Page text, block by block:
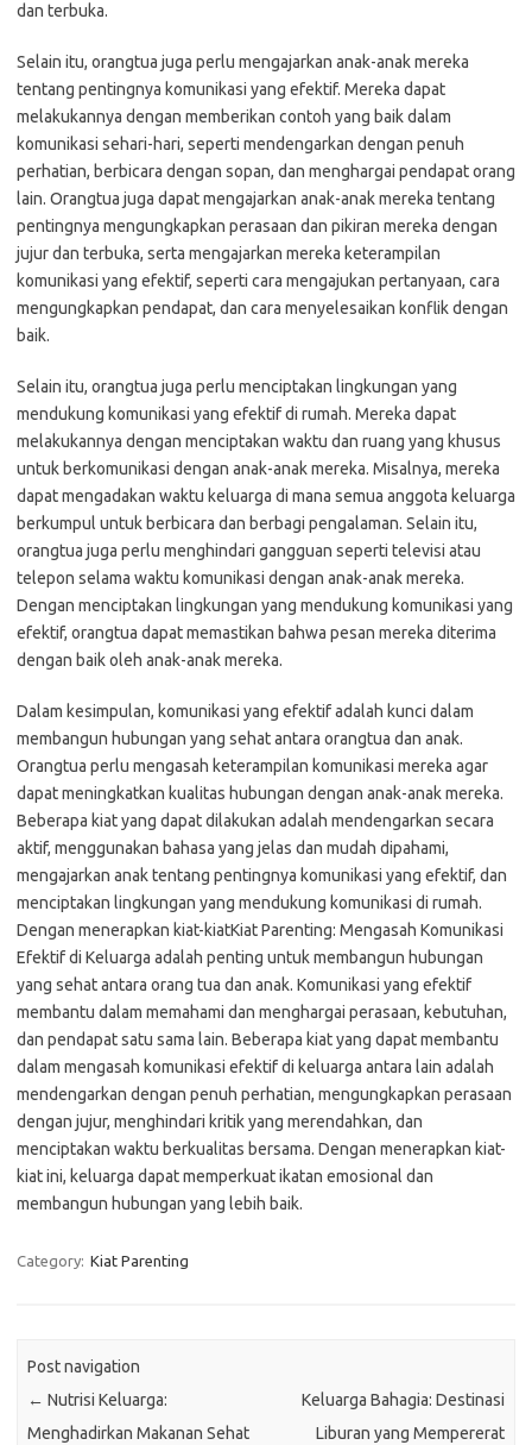
dan terbuka.
Selain itu, orangtua juga perlu mengajarkan anak-anak mereka
tentang pentingnya komunikasi yang efektif. Mereka dapat
melakukannya dengan memberikan contoh yang baik dalam
komunikasi sehari-hari, seperti mendengarkan dengan penuh
perhatian, berbicara dengan sopan, dan menghargai pendapat orang
lain. Orangtua juga dapat mengajarkan anak-anak mereka tentang
pentingnya mengungkapkan perasaan dan pikiran mereka dengan
jujur dan terbuka, serta mengajarkan mereka keterampilan
komunikasi yang efektif, seperti cara mengajukan pertanyaan, cara
mengungkapkan pendapat, dan cara menyelesaikan konflik dengan
baik.
Selain itu, orangtua juga perlu menciptakan lingkungan yang
mendukung komunikasi yang efektif di rumah. Mereka dapat
melakukannya dengan menciptakan waktu dan ruang yang khusus
untuk berkomunikasi dengan anak-anak mereka. Misalnya, mereka
dapat mengadakan waktu keluarga di mana semua anggota keluarga
berkumpul untuk berbicara dan berbagi pengalaman. Selain itu,
orangtua juga perlu menghindari gangguan seperti televisi atau
telepon selama waktu komunikasi dengan anak-anak mereka.
Dengan menciptakan lingkungan yang mendukung komunikasi yang
efektif, orangtua dapat memastikan bahwa pesan mereka diterima
dengan baik oleh anak-anak mereka.
Dalam kesimpulan, komunikasi yang efektif adalah kunci dalam
membangun hubungan yang sehat antara orangtua dan anak.
Orangtua perlu mengasah keterampilan komunikasi mereka agar
dapat meningkatkan kualitas hubungan dengan anak-anak mereka.
Beberapa kiat yang dapat dilakukan adalah mendengarkan secara
aktif, menggunakan bahasa yang jelas dan mudah dipahami,
mengajarkan anak tentang pentingnya komunikasi yang efektif, dan
menciptakan lingkungan yang mendukung komunikasi di rumah.
Dengan menerapkan kiat-kiatKiat Parenting: Mengasah Komunikasi
Efektif di Keluarga adalah penting untuk membangun hubungan
yang sehat antara orang tua dan anak. Komunikasi yang efektif
membantu dalam memahami dan menghargai perasaan, kebutuhan,
dan pendapat satu sama lain. Beberapa kiat yang dapat membantu
dalam mengasah komunikasi efektif di keluarga antara lain adalah
mendengarkan dengan penuh perhatian, mengungkapkan perasaan
dengan jujur, menghindari kritik yang merendahkan, dan
menciptakan waktu berkualitas bersama. Dengan menerapkan kiat-
kiat ini, keluarga dapat memperkuat ikatan emosional dan
membangun hubungan yang lebih baik.
Category: Kiat Parenting
Post navigation
← Nutrisi Keluarga:
Menghadirkan Makanan Sehat
Keluarga Bahagia: Destinasi
Liburan yang Mempererat